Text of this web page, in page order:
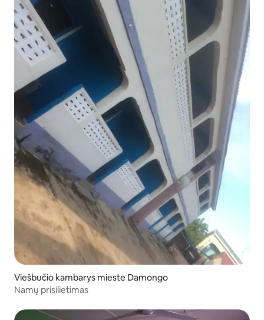
Viešbučio kambarys mieste Damongo
Namų prisilietimas